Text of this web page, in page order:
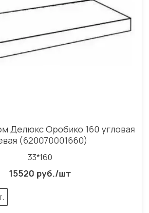
Делюкс Оробико 160 угловая
(620070001660)
33*160
15520 руб./шт